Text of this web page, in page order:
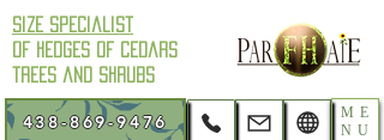
Size Specialist
of hedges of cedars
trees and shrubs
438-869-9476
ME
NU